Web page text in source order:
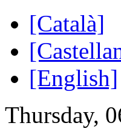
[Català]
[English]
Thursday,